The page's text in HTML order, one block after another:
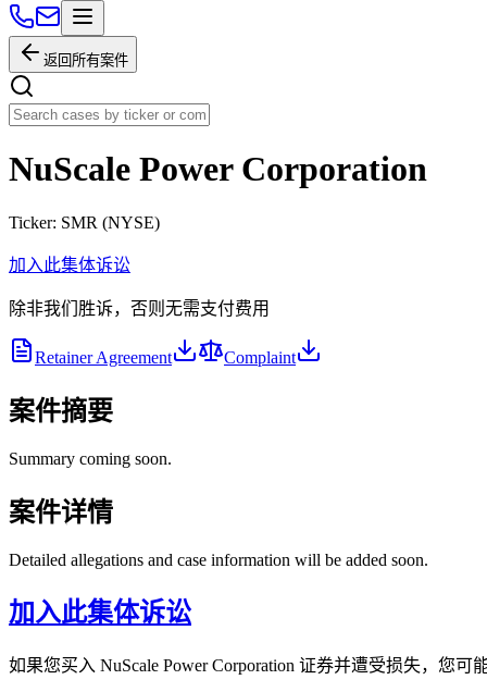
返回所有案件
NuScale Power Corporation
Ticker: SMR (NYSE)
加入此集体诉讼
除非我们胜诉，否则无需支付费用
Retainer Agreement Complaint
案件摘要
Summary coming soon.
案件详情
Detailed allegations and case information will be added soon.
加入此集体诉讼
如果您买入 NuScale Power Corporation 证券并遭受损失，您可